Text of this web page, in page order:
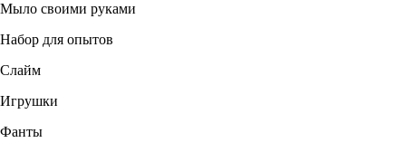
Мыло своими руками
Набор для опытов
Слайм
Игрушки
Фанты